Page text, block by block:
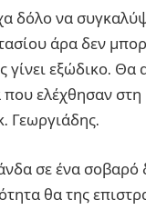
δόλο να
άρα δεν
εξώδικο. Θα
που ελέχθησαν
Γεωργιάδης.
σε ένα σοβαρό
θα της